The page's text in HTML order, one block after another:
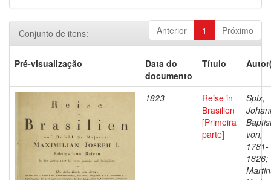
Anterior 1 Próximo
Conjunto de itens:
Pré-visualização
Data do
documento
Título
1823
Reise in
Brasilien
[Primeira
parte]
Spix,
von,
1781-
1826;